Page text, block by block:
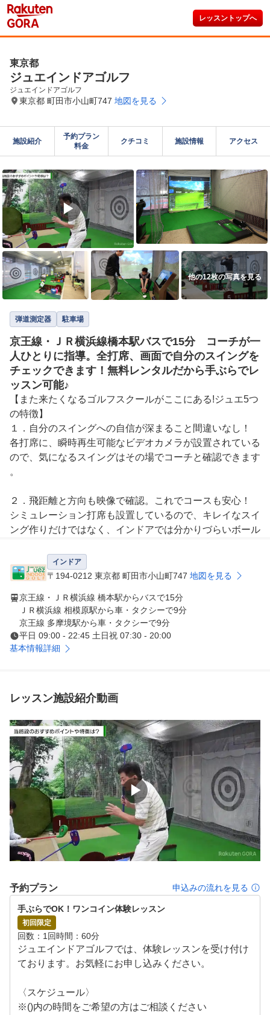
レッスントップへ
東京都
ジュエインドアゴルフ
ジュエインドアゴルフ
東京都 町田市小山町747 地図を見る
施設紹介
予約プラン
料金
クチコミ 施設情報 アクセス
▶
他の12枚の写真を見る
弾道測定器 駐車場
京王線・ＪＲ横浜線橋本駅バスで15分 コーチが一
人ひとりに指導。全打席、画面で自分のスイングを
チェックできます！無料レンタルだから手ぶらでレ
ッスン可能♪
【また来たくなるゴルフスクールがここにある!ジュエ5つ
の特徴】
１．自分のスイングへの自信が深まること間違いなし！
各打席に、瞬時再生可能なビデオカメラが設置されている
ので、気になるスイングはその場でコーチと確認できます
。
２．飛距離と方向も映像で確認。これでコースも安心！
シミュレーション打席も設置しているので、キレイなスイ
ング作りだけではなく、インドアでは分かりづらいボール
からコースモードにスイッチすれば、コースを擬似体験し
ながらの練習も可能です。
３．テーマに沿ったレッスンなので、最短でコースデビュ
ー！
スイング作りには欠かせないチェックポイントや、実戦に
役立つコースでのポイントを、手順よくマスターできるカ
４．米田 博史プロ率いる“チーム米田”が担当します！
誰でも、いつからでもはじめられるのがゴルフです。だか
らこそ性別や年齢には全く関係がなく、コースで遠くにま
っすぐに飛ばせる喜びや、ゴルフの楽しさを伝えるレッス
ンには自信があります。
丁寧で分かりやすく、個性を活かしたスイング作りを大切
にしています。
５．無料レンタルだから、手ぶらでレッスン可能！
クラブは無料レンタル、ボールはスクールで用意済み！動
きやすい服装とタオルさえご持参いただければＯＫ！ほと
インドア
〒194-0212 東京都 町田市小山町747 地図を見る
京王線・ＪＲ横浜線 橋本駅からバスで15分
ＪＲ横浜線 相模原駅から車・タクシーで9分
京王線 多摩境駅から車・タクシーで9分
平日 09:00 - 22:45 土日祝 07:30 - 20:00
基本情報詳細
レッスン施設紹介動画
▶
予約プラン 申込みの流れを見る
手ぶらでOK！ワンコイン体験レッスン
初回限定
回数 1回時間 60分
ジュエインドアゴルフでは、体験レッスンを受け付け
ております。お気軽にお申し込みください。
〈スケジュール〉
※()内の時間をご希望の方はご相談ください